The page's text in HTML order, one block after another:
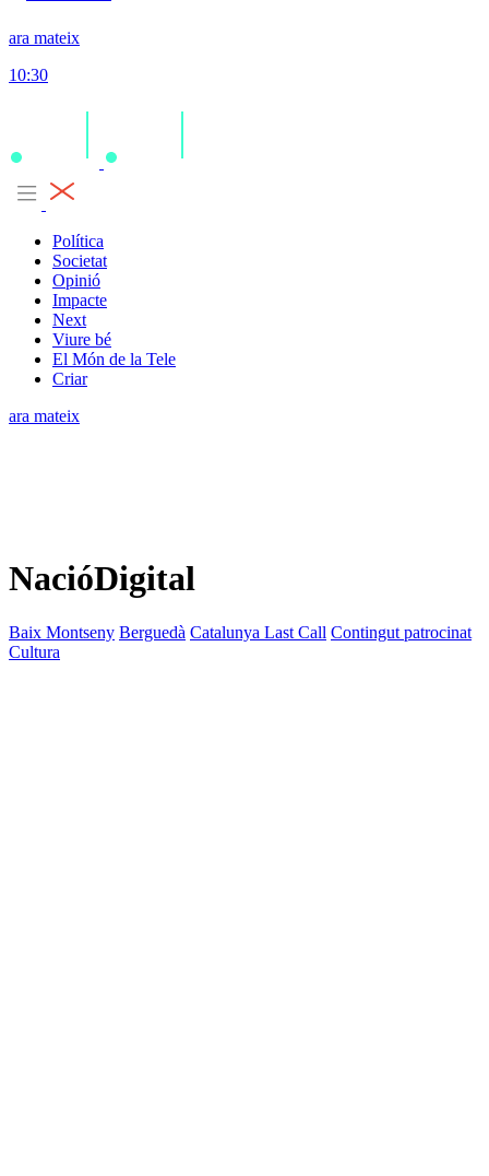
ara mateix
10:30
Política
Societat
Opinió
Impacte
Next
Viure bé
El Món de la Tele
Criar
ara mateix
NacióDigital
Baix Montseny Berguedà Catalunya Last Call Contingut patrocinat
Cultura